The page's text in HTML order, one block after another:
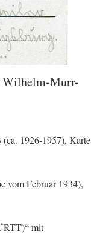
Wilhelm-Murr-
(ca. 1926-1957), Karte
vom Februar 1934),
mit